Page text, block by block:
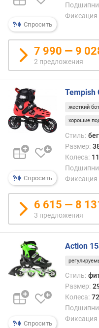
Спросить
Фиксация
7 990 — 9
2 предложения
Спросить
Tempish
жесткий
хорошие
Стиль:
Размер:
Колеса:
Фиксация
6 615 — 8
3 предложения
Спросить
Action
Стиль:
Размер:
Колеса:
Фиксация